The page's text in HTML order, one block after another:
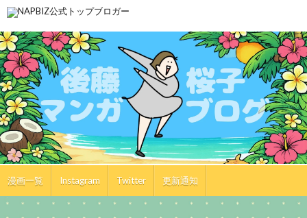
漫画一覧 Instagram Twitter 更新通知